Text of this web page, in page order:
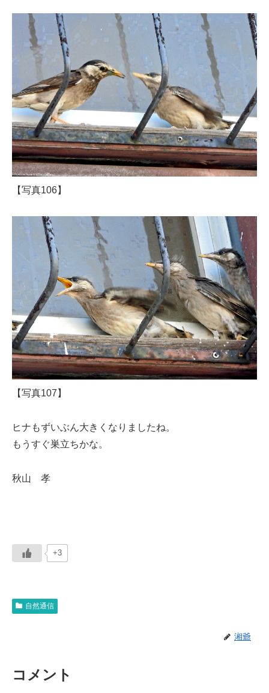
【写真106】
【写真107】
ヒナもずいぶん大きくなりましたね。
もうすぐ巣立ちかな。
秋山 孝
+3
自然通信
湘爺
コメント